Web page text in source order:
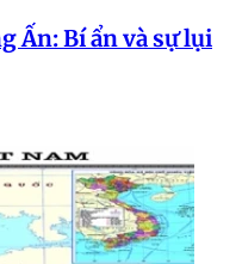
Ấn: Bí ẩn và sự lụi